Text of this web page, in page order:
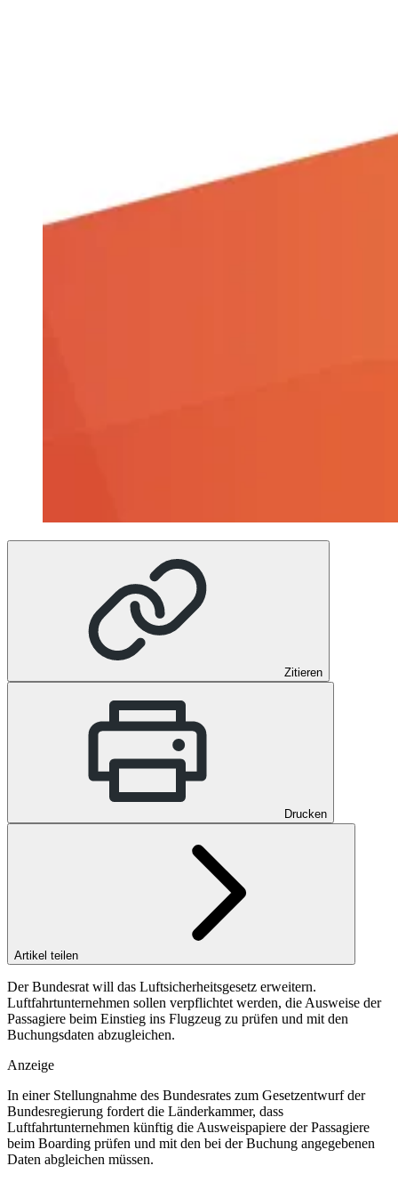
Zitieren
Drucken
Artikel teilen
Der Bundesrat will das Luftsicherheitsgesetz erweitern.
Luftfahrtunternehmen sollen verpflichtet werden, die Ausweise der
Passagiere beim Einstieg ins Flugzeug zu prüfen und mit den
Buchungsdaten abzugleichen.
Anzeige
In einer Stellungnahme des Bundesrates zum Gesetzentwurf der
Bundesregierung fordert die Länderkammer, dass
Luftfahrtunternehmen künftig die Ausweispapiere der Passagiere
beim Boarding prüfen und mit den bei der Buchung angegebenen
Daten abgleichen müssen.